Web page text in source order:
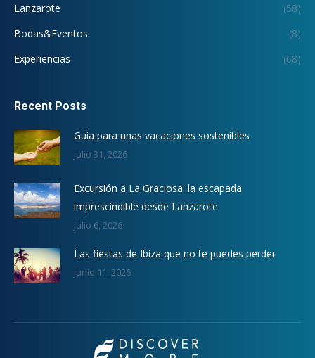
Lanzarote
(58)
Bodas&Eventos
(8)
Experiencias
(68)
Recent Posts
Guía para unas vacaciones sostenibles
julio 31, 2026
Excursión a La Graciosa: la escapada
imprescindible desde Lanzarote
julio 6, 2026
Las fiestas de Ibiza que no te puedes perder
junio 11, 2026